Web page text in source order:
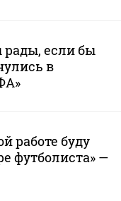
если бы
в
работе буду
футболиста» —